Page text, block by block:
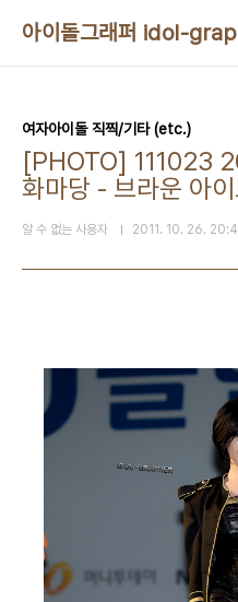
아이돌그래퍼 idol-
여자아이돌 직찍/기타 (etc.)
[PHOTO] 111023
화마당 - 브라운 아
알 수 없는 사용자 2011. 10. 26.